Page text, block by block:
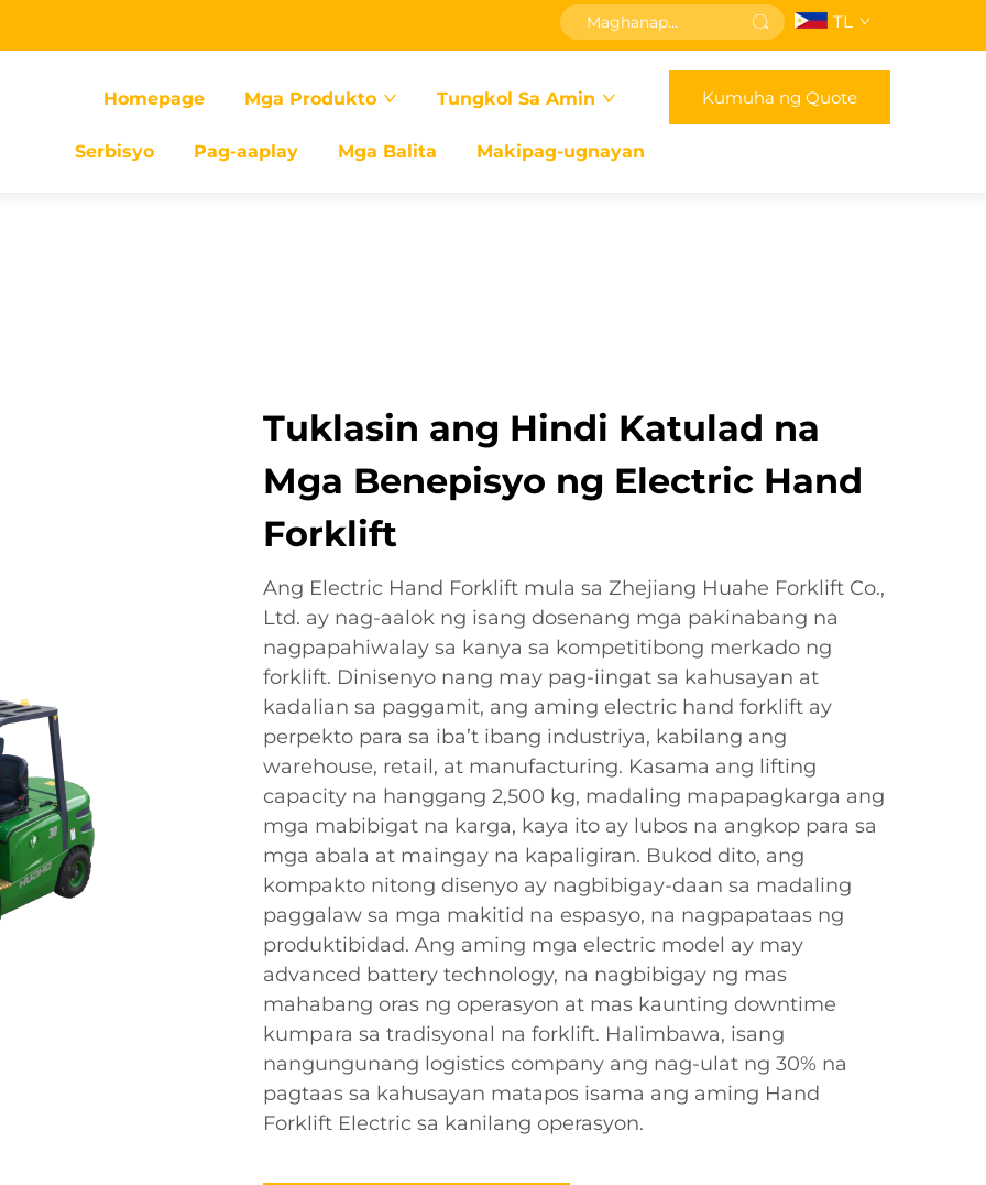
TL
Homepage Mga Produkto Tungkol Sa Amin
Serbisyo Pag-aaplay Mga Balita Makipag-ugnayan
Kumuha ng Quote
Tuklasin ang Hindi Katulad na
Mga Benepisyo ng Electric Hand
Forklift
Ang Electric Hand Forklift mula sa Zhejiang Huahe Forklift Co.,
Ltd. ay nag-aalok ng isang dosenang mga pakinabang na
nagpapahiwalay sa kanya sa kompetitibong merkado ng
forklift. Dinisenyo nang may pag-iingat sa kahusayan at
kadalian sa paggamit, ang aming electric hand forklift ay
perpekto para sa iba’t ibang industriya, kabilang ang
warehouse, retail, at manufacturing. Kasama ang lifting
capacity na hanggang 2,500 kg, madaling mapapagkarga ang
mga mabibigat na karga, kaya ito ay lubos na angkop para sa
mga abala at maingay na kapaligiran. Bukod dito, ang
kompakto nitong disenyo ay nagbibigay-daan sa madaling
paggalaw sa mga makitid na espasyo, na nagpapataas ng
produktibidad. Ang aming mga electric model ay may
advanced battery technology, na nagbibigay ng mas
mahabang oras ng operasyon at mas kaunting downtime
kumpara sa tradisyonal na forklift. Halimbawa, isang
nangungunang logistics company ang nag-ulat ng 30% na
pagtaas sa kahusayan matapos isama ang aming Hand
Forklift Electric sa kanilang operasyon.